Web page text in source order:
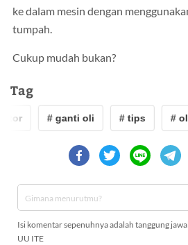
ke dalam mesin dengan
tumpah.
Cukup mudah bukan?
Tag
# ganti oli # tips #
Isi komentar sepenuhnya adalah tanggung
UU ITE